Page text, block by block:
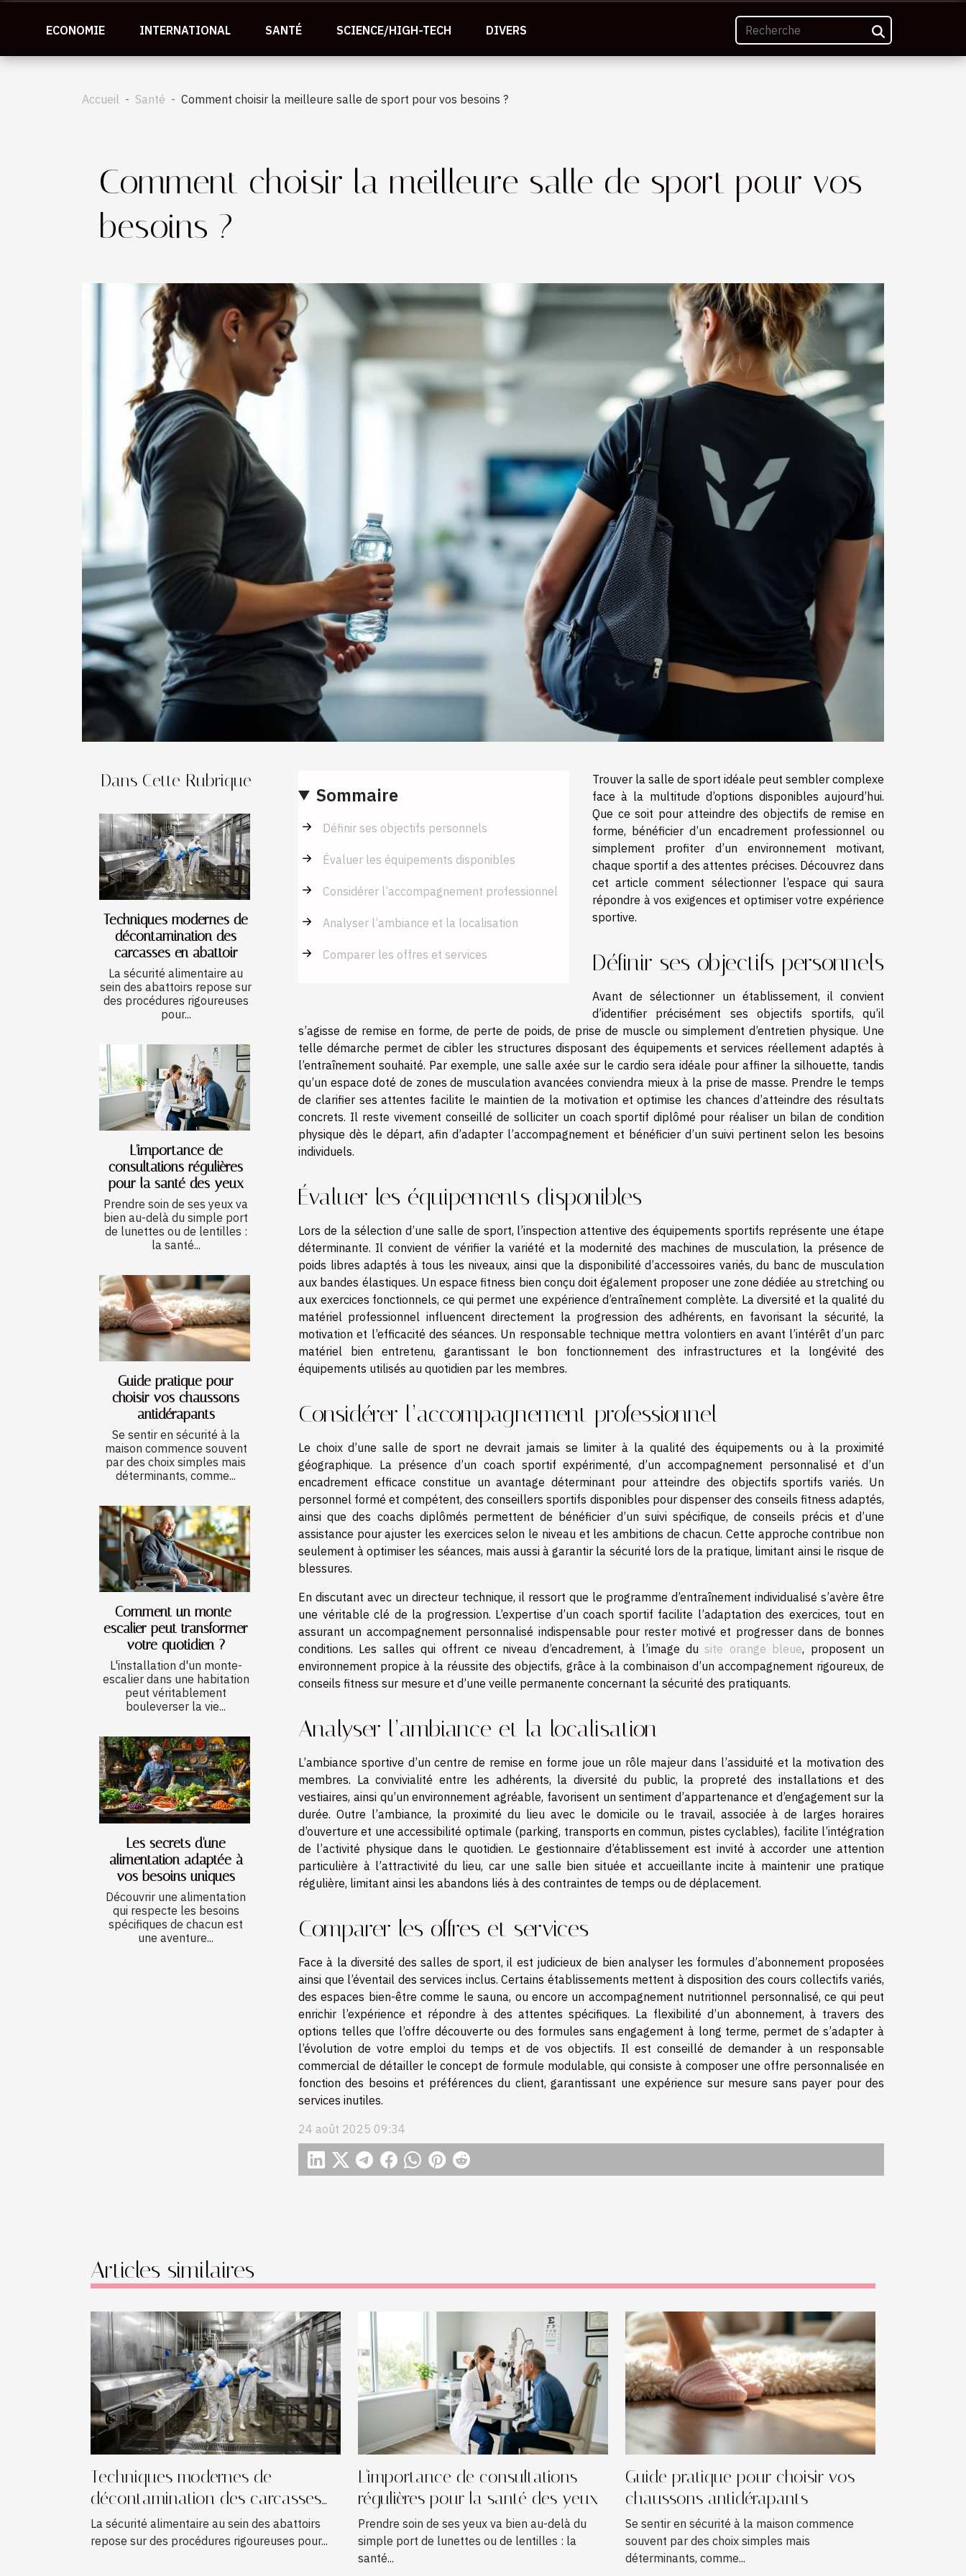
ECONOMIE INTERNATIONAL SANTÉ SCIENCE/HIGH-TECH DIVERS
Accueil Santé Comment choisir la meilleure salle de sport pour vos besoins ?
Comment choisir la meilleure salle de sport pour vos
besoins ?
Dans Cette Rubrique
Techniques modernes de
décontamination des
carcasses en abattoir
La sécurité alimentaire au
sein des abattoirs repose sur
des procédures rigoureuses
pour...
L'importance de
consultations régulières
pour la santé des yeux
Prendre soin de ses yeux va
bien au-delà du simple port
de lunettes ou de lentilles :
la santé...
Guide pratique pour
choisir vos chaussons
antidérapants
Se sentir en sécurité à la
maison commence souvent
par des choix simples mais
déterminants, comme...
Comment un monte-
escalier peut transformer
votre quotidien ?
L'installation d'un monte-
escalier dans une habitation
peut véritablement
bouleverser la vie...
Les secrets d'une
alimentation adaptée à
vos besoins uniques
Découvrir une alimentation
qui respecte les besoins
spécifiques de chacun est
une aventure...
Sommaire
Définir ses objectifs personnels
Évaluer les équipements disponibles
Considérer l’accompagnement professionnel
Analyser l’ambiance et la localisation
Comparer les offres et services
Trouver la salle de sport idéale peut sembler complexe
face à la multitude d’options disponibles aujourd’hui.
Que ce soit pour atteindre des objectifs de remise en
forme, bénéficier d’un encadrement professionnel ou
simplement profiter d’un environnement motivant,
chaque sportif a des attentes précises. Découvrez dans
cet article comment sélectionner l’espace qui saura
répondre à vos exigences et optimiser votre expérience
sportive.
Définir ses objectifs personnels
Avant de sélectionner un établissement, il convient
d’identifier précisément ses objectifs sportifs, qu’il
s’agisse de remise en forme, de perte de poids, de prise de muscle ou simplement d’entretien physique. Une
telle démarche permet de cibler les structures disposant des équipements et services réellement adaptés à
l’entraînement souhaité. Par exemple, une salle axée sur le cardio sera idéale pour affiner la silhouette, tandis
qu’un espace doté de zones de musculation avancées conviendra mieux à la prise de masse. Prendre le temps
de clarifier ses attentes facilite le maintien de la motivation et optimise les chances d’atteindre des résultats
concrets. Il reste vivement conseillé de solliciter un coach sportif diplômé pour réaliser un bilan de condition
physique dès le départ, afin d’adapter l’accompagnement et bénéficier d’un suivi pertinent selon les besoins
individuels.
Évaluer les équipements disponibles
Lors de la sélection d’une salle de sport, l’inspection attentive des équipements sportifs représente une étape
déterminante. Il convient de vérifier la variété et la modernité des machines de musculation, la présence de
poids libres adaptés à tous les niveaux, ainsi que la disponibilité d’accessoires variés, du banc de musculation
aux bandes élastiques. Un espace fitness bien conçu doit également proposer une zone dédiée au stretching ou
aux exercices fonctionnels, ce qui permet une expérience d’entraînement complète. La diversité et la qualité du
matériel professionnel influencent directement la progression des adhérents, en favorisant la sécurité, la
motivation et l’efficacité des séances. Un responsable technique mettra volontiers en avant l’intérêt d’un parc
matériel bien entretenu, garantissant le bon fonctionnement des infrastructures et la longévité des
équipements utilisés au quotidien par les membres.
Considérer l’accompagnement professionnel
Le choix d’une salle de sport ne devrait jamais se limiter à la qualité des équipements ou à la proximité
géographique. La présence d’un coach sportif expérimenté, d’un accompagnement personnalisé et d’un
encadrement efficace constitue un avantage déterminant pour atteindre des objectifs sportifs variés. Un
personnel formé et compétent, des conseillers sportifs disponibles pour dispenser des conseils fitness adaptés,
ainsi que des coachs diplômés permettent de bénéficier d’un suivi spécifique, de conseils précis et d’une
assistance pour ajuster les exercices selon le niveau et les ambitions de chacun. Cette approche contribue non
seulement à optimiser les séances, mais aussi à garantir la sécurité lors de la pratique, limitant ainsi le risque de
blessures.
En discutant avec un directeur technique, il ressort que le programme d’entraînement individualisé s’avère être
une véritable clé de la progression. L’expertise d’un coach sportif facilite l’adaptation des exercices, tout en
assurant un accompagnement personnalisé indispensable pour rester motivé et progresser dans de bonnes
conditions. Les salles qui offrent ce niveau d’encadrement, à l’image du site orange bleue, proposent un
environnement propice à la réussite des objectifs, grâce à la combinaison d’un accompagnement rigoureux, de
conseils fitness sur mesure et d’une veille permanente concernant la sécurité des pratiquants.
Analyser l’ambiance et la localisation
L’ambiance sportive d’un centre de remise en forme joue un rôle majeur dans l’assiduité et la motivation des
membres. La convivialité entre les adhérents, la diversité du public, la propreté des installations et des
vestiaires, ainsi qu’un environnement agréable, favorisent un sentiment d’appartenance et d’engagement sur la
durée. Outre l’ambiance, la proximité du lieu avec le domicile ou le travail, associée à de larges horaires
d’ouverture et une accessibilité optimale (parking, transports en commun, pistes cyclables), facilite l’intégration
de l’activité physique dans le quotidien. Le gestionnaire d’établissement est invité à accorder une attention
particulière à l’attractivité du lieu, car une salle bien située et accueillante incite à maintenir une pratique
régulière, limitant ainsi les abandons liés à des contraintes de temps ou de déplacement.
Comparer les offres et services
Face à la diversité des salles de sport, il est judicieux de bien analyser les formules d’abonnement proposées
ainsi que l’éventail des services inclus. Certains établissements mettent à disposition des cours collectifs variés,
des espaces bien-être comme le sauna, ou encore un accompagnement nutritionnel personnalisé, ce qui peut
enrichir l’expérience et répondre à des attentes spécifiques. La flexibilité d’un abonnement, à travers des
options telles que l’offre découverte ou des formules sans engagement à long terme, permet de s’adapter à
l’évolution de votre emploi du temps et de vos objectifs. Il est conseillé de demander à un responsable
commercial de détailler le concept de formule modulable, qui consiste à composer une offre personnalisée en
fonction des besoins et préférences du client, garantissant une expérience sur mesure sans payer pour des
services inutiles.
24 août 2025 09:34
Articles similaires
Techniques modernes de
décontamination des carcasses
en abattoir
La sécurité alimentaire au sein des abattoirs
repose sur des procédures rigoureuses pour...
L'importance de consultations
régulières pour la santé des yeux
Prendre soin de ses yeux va bien au-delà du
simple port de lunettes ou de lentilles : la
santé...
Guide pratique pour choisir vos
chaussons antidérapants
Se sentir en sécurité à la maison commence
souvent par des choix simples mais
déterminants, comme...